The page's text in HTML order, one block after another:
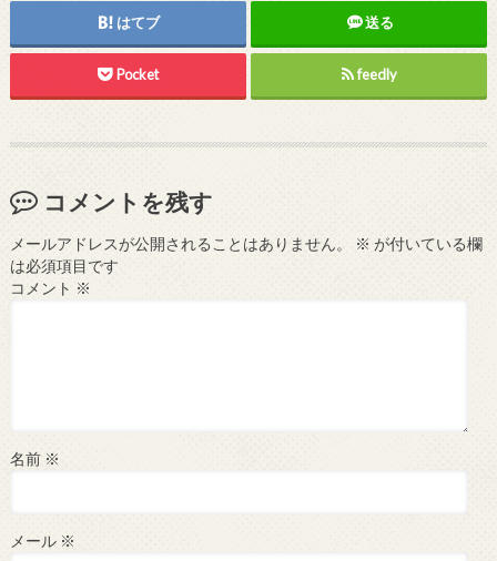
はてブ 送る
Pocket feedly
コメントを残す
メールアドレスが公開されることはありません。 ※ が付いている欄
は必須項目です
コメント ※
名前 ※
メール ※